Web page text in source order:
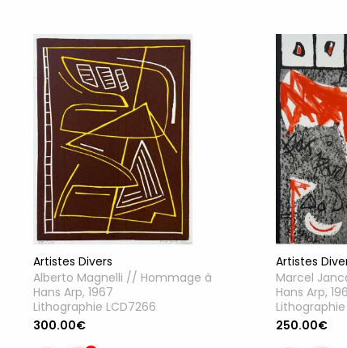
Artistes Divers
Alberto Magnelli // Hommage à
Hans Arp, 1967
Lithographie LCD7266
300.00€
Artistes
Marcel
Hans Arp,
Lithographie
250.00€